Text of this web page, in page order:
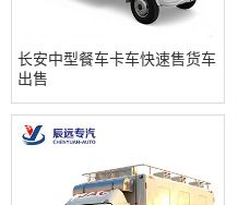
长安中型餐车卡车快速售货车
出售